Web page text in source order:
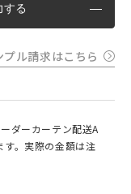
する
プル請求はこちら
ダーカーテン配送A
。実際の金額は注